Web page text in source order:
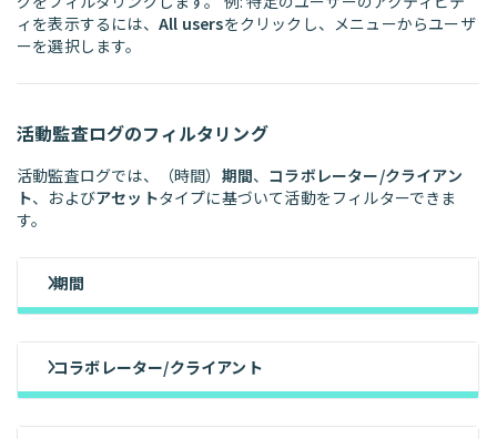
ィを表示するには、 All usersをクリックし、メニューからユーザ
ーを選択します。
活動監査ログのフィルタリング
活動監査ログでは、（時間） 期間、 コラボレーター/クライアン
ト、およびアセットタイプに基づいて活動をフィルターできま
す。
期間
コラボレーター/クライアント